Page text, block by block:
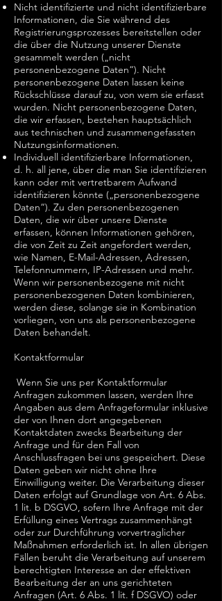
Nicht identifizierte und nicht identifizierbare
Informationen, die Sie während des
Registrierungsprozesses bereitstellen oder
die über die Nutzung unserer Dienste
gesammelt werden („nicht
personenbezogene Daten“). Nicht
personenbezogene Daten lassen keine
Rückschlüsse darauf zu, von wem sie erfasst
wurden. Nicht personenbezogene Daten,
die wir erfassen, bestehen hauptsächlich
aus technischen und zusammengefassten
Nutzungsinformationen.
Individuell identifizierbare Informationen,
d. h. all jene, über die man Sie identifizieren
kann oder mit vertretbarem Aufwand
identifizieren könnte („personenbezogene
Daten“). Zu den personenbezogenen
Daten, die wir über unsere Dienste
erfassen, können Informationen gehören,
die von Zeit zu Zeit angefordert werden,
wie Namen, E-Mail-Adressen, Adressen,
Telefonnummern, IP-Adressen und mehr.
Wenn wir personenbezogene mit nicht
personenbezogenen Daten kombinieren,
werden diese, solange sie in Kombination
vorliegen, von uns als personenbezogene
Daten behandelt.
Kontaktformular
Wenn Sie uns per Kontaktformular
Anfragen zukommen lassen, werden Ihre
Angaben aus dem Anfrageformular inklusive
der von Ihnen dort angegebenen
Kontaktdaten zwecks Bearbeitung der
Anfrage und für den Fall von
Anschlussfragen bei uns gespeichert. Diese
Daten geben wir nicht ohne Ihre
Einwilligung weiter. Die Verarbeitung dieser
Daten erfolgt auf Grundlage von Art. 6 Abs.
1 lit. b DSGVO, sofern Ihre Anfrage mit der
Erfüllung eines Vertrags zusammenhängt
oder zur Durchführung vorvertraglicher
Maßnahmen erforderlich ist. In allen übrigen
Fällen beruht die Verarbeitung auf unserem
berechtigten Interesse an der effektiven
Bearbeitung der an uns gerichteten
Anfragen (Art. 6 Abs. 1 lit. f DSGVO) oder